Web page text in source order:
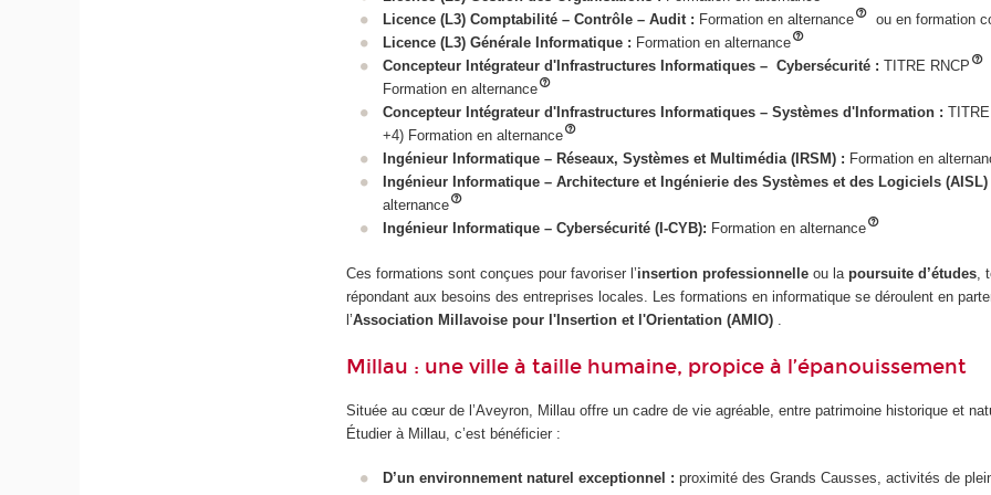
Licence (L3) Comptabilité – Contrôle – Audit : Formation en alternance
ou en formation
Licence (L3) Générale Informatique : Formation en alternance
Concepteur Intégrateur d'Infrastructures Informatiques – Cybersécurité : TITRE RNCP
Formation en alternance
Concepteur Intégrateur d'Infrastructures Informatiques – Systèmes d'Information :
+4) Formation en alternance
Ingénieur Informatique – Réseaux, Systèmes et Multimédia (IRSM) : Formation en
Ingénieur Informatique – Architecture et Ingénierie des Systèmes et des Logiciels (AISL)
alternance
Ingénieur Informatique – Cybersécurité (I-CYB): Formation en alternance
Ces formations sont conçues pour favoriser l’insertion professionnelle ou lapoursuite d’études ,
répondant aux besoins des entreprises locales. Les formations en informatique se déroulent en
l’Association Millavoise pour l'Insertion et l'Orientation (AMIO)
Millau : une ville à taille humaine, propice à l’épanouissement
Située au cœur de l’Aveyron, Millau offre un cadre de vie agréable, entre patrimoine historique et
Étudier à Millau, c’est bénéficier :
D’un environnement naturel exceptionnel : proximité des Grands Causses, activités de